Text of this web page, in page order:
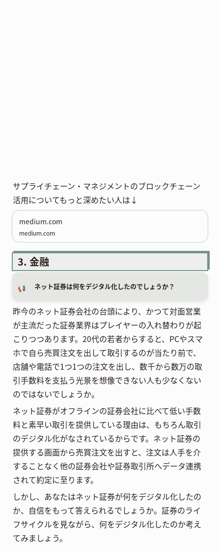
サプライチェーン・マネジメントのブロックチェーン
活用についてもっと深めたい人は↓
medium.com
medium.com
3. 金融
📢 ネット証券は何をデジタル化したのでしょうか？
昨今のネット証券会社の台頭により、かつて対面営業
が主流だった証券業界はプレイヤーの入れ替わりが起
こりつつあります。20代の若者からすると、PCやスマ
ホで自ら売買注文を出して取引するのが当たり前で、
店舗や電話で1つ1つの注文を出し、数千から数万の取
引手数料を支払う光景を想像できない人も少なくない
のではないでしょうか。
ネット証券がオフラインの証券会社に比べて低い手数
料と素早い取引を提供している理由は、もちろん取引
のデジタル化がなされているからです。ネット証券の
提供する画面から売買注文を出すと、注文は人手を介
することなく他の証券会社や証券取引所へデータ連携
されて約定に至ります。
しかし、あなたはネット証券が何をデジタル化したの
か、自信をもって答えられるでしょうか。証券のライ
フサイクルを見ながら、何をデジタル化したのか考え
てみましょう。